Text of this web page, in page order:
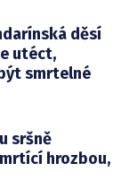
děsí
utéct,
smrtelné
sršně
hrozbou,